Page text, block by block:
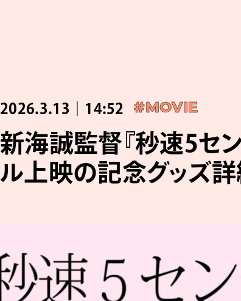
2026.3.13｜14:52 #MOVIE
新海誠監督『秒速5セ
ル上映の記念グッズ